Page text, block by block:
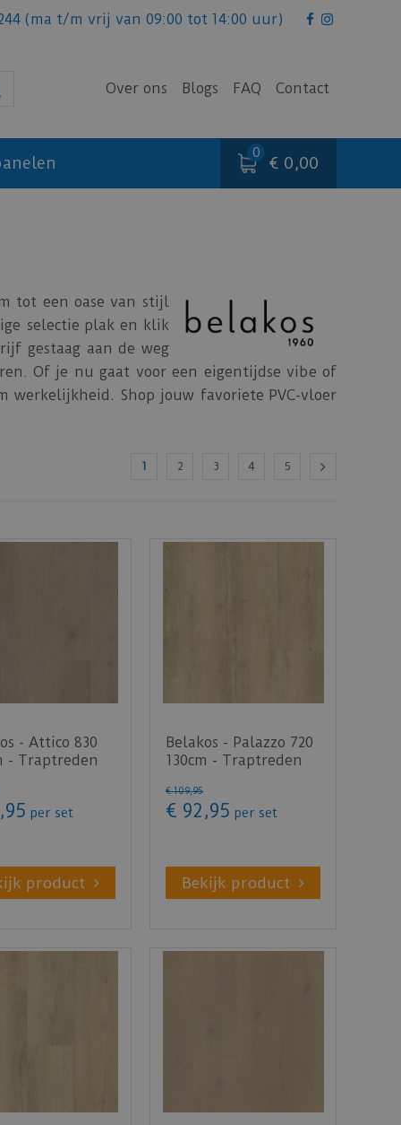
(ma t/m vrij van 09:00 tot 14:00 uur)
Over ons Blogs FAQ Contact
€ 0,00
tot een oase van stijl
selectie plak en klik
gestaag aan de weg
Of je nu gaat voor een eigentijdse vibe of
werkelijkheid. Shop jouw favoriete PVC-vloer
1 2 3 4 5
- Attico 830
- Traptreden
,95 per set
product
Belakos - Palazzo 720
130cm - Traptreden
€ 109,95
€ 92 ,95 per set
Bekijk product